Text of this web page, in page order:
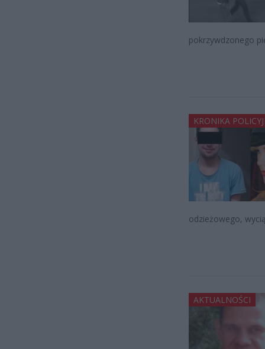
pokrzywdzonego
KRONIKA
odzieżowego,
AKTUALNOŚCI